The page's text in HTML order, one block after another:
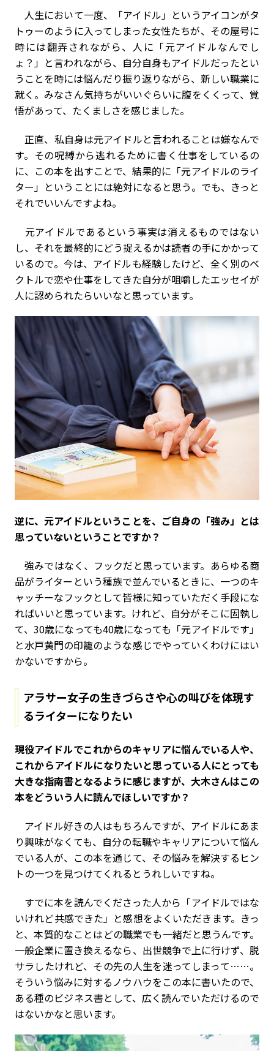
人生において一度、「アイドル」というアイコンがタ
トゥーのように入ってしまった女性たちが、その屋号に
時には翻弄されながら、人に「元アイドルなんでし
ょ？」と言われながら、自分自身もアイドルだったとい
うことを時には悩んだり振り返りながら、新しい職業に
就く。みなさん気持ちがいいぐらいに腹をくくって、覚
悟があって、たくましさを感じました。
正直、私自身は元アイドルと言われることは嫌なんで
す。その呪縛から逃れるために書く仕事をしているの
に、この本を出すことで、結果的に「元アイドルのライ
ター」ということには絶対になると思う。でも、きっと
それでいいんですよね。
元アイドルであるという事実は消えるものではない
し、それを最終的にどう捉えるかは読者の手にかかって
いるので。今は、アイドルも経験したけど、全く別のベ
クトルで恋や仕事をしてきた自分が咀嚼したエッセイが
人に認められたらいいなと思っています。
――逆に、元アイドルということを、ご自身の「強み」とは
思っていないということですか？
強みではなく、フックだと思っています。あらゆる商
品がライターという種族で並んでいるときに、一つのキ
ャッチーなフックとして皆様に知っていただく手段にな
ればいいと思っています。けれど、自分がそこに固執し
て、30歳になっても40歳になっても「元アイドルです」
と水戸黄門の印籠のような感じでやっていくわけにはい
かないですから。
アラサー女子の生きづらさや心の叫びを体現す
るライターになりたい
――現役アイドルでこれからのキャリアに悩んでいる人や、
これからアイドルになりたいと思っている人にとっても
大きな指南書となるように感じますが、大木さんはこの
本をどういう人に読んでほしいですか？
アイドル好きの人はもちろんですが、アイドルにあま
り興味がなくても、自分の転職やキャリアについて悩ん
でいる人が、この本を通じて、その悩みを解決するヒン
トの一つを見つけてくれるとうれしいですね。
すでに本を読んでくださった人から「アイドルではな
いけれど共感できた」と感想をよくいただきます。きっ
と、本質的なことはどの職業でも一緒だと思うんです。
一般企業に置き換えるなら、出世競争で上に行けず、脱
サラしたけれど、その先の人生を迷ってしまって……。
そういう悩みに対するノウハウをこの本に書いたので、
ある種のビジネス書として、広く読んでいただけるので
はないかなと思います。